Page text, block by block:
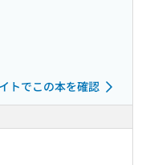
トでこの本を確認